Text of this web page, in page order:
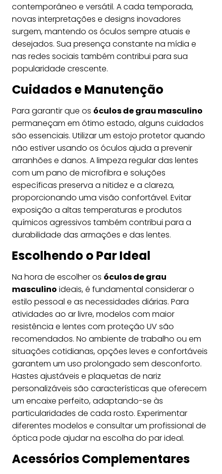
contemporâneo e versátil. A cada temporada,
novas interpretações e designs inovadores
surgem, mantendo os óculos sempre atuais e
desejados. Sua presença constante na mídia e
nas redes sociais também contribui para sua
popularidade crescente.
Cuidados e Manutenção
Para garantir que os óculos de grau masculino
permaneçam em ótimo estado, alguns cuidados
são essenciais. Utilizar um estojo protetor quando
não estiver usando os óculos ajuda a prevenir
arranhões e danos. A limpeza regular das lentes
com um pano de microfibra e soluções
específicas preserva a nitidez e a clareza,
proporcionando uma visão confortável. Evitar
exposição a altas temperaturas e produtos
químicos agressivos também contribui para a
durabilidade das armações e das lentes.
Escolhendo o Par Ideal
Na hora de escolher os óculos de grau
masculino ideais, é fundamental considerar o
estilo pessoal e as necessidades diárias. Para
atividades ao ar livre, modelos com maior
resistência e lentes com proteção UV são
recomendados. No ambiente de trabalho ou em
situações cotidianas, opções leves e confortáveis
garantem um uso prolongado sem desconforto.
Hastes ajustáveis e plaquetas de nariz
personalizáveis são características que oferecem
um encaixe perfeito, adaptando-se às
particularidades de cada rosto. Experimentar
diferentes modelos e consultar um profissional de
óptica pode ajudar na escolha do par ideal.
Acessórios Complementares